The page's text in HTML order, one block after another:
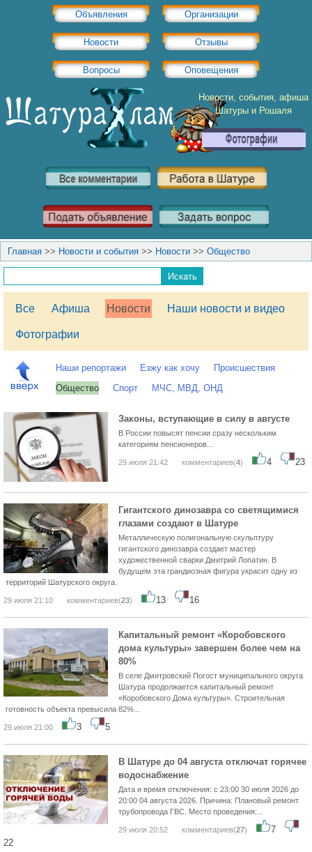
Объявления Организации
Новости Отзывы
Вопросы Оповещения
Новости, события, афиша
Шатуры и Рошаля
Главная >> Новости и события >> Новости >> Общество
Все Афиша Новости Наши новости и видео
Фотографии
Наши репортажи Езжу как хочу
Происшествия
Общество
Спорт МЧС, МВД, ОНД
Законы, вступающие в силу в августе
В России повысят пенсии сразу нескольким
категориям пенсионеров...
29 июля 21:42 комментариев(4) 4 23
Гигантского динозавра со светящимися
глазами создают в Шатуре
Металлическую полигональную скульптуру
гигантского динозавра создает мастер
художественной сварки Дмитрий Лопатин. В
будущем эта грандиозная фигура украсит одну из
территорий Шатурского округа.
29 июля 21:10 комментариев(23) 13 16
Капитальный ремонт «Коробовского
дома культуры» завершен более чем на
80%
В селе Дмитровский Погост муниципального округа
Шатура продолжается капитальный ремонт
«Коробовского Дома культуры». Строительная
готовность объекта превысила 82%...
29 июля 21:00 3 5
В Шатуре до 04 августа отключат горячее
водоснабжение
Дата и время отключения: с 23:00 30 июля 2026 до
20:00 04 августа 2026. Причина: Плановый ремонт
трубопровода ГВС. Место проведения:...
29 июля 20:52 комментариев(27)
7
22